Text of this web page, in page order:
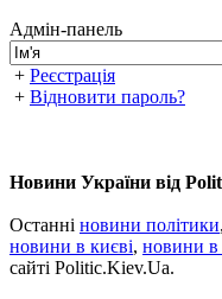
Адмін-панель
+ Реєстрація
+ Відновити пароль?
Новини України від
Останні новини політики
новини в києві, новини в
сайті Politic.Kiev.Ua.